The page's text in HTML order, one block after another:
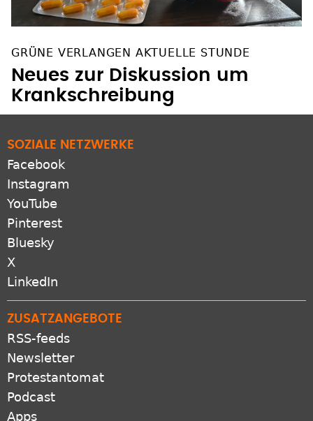
GRÜNE VERLANGEN AKTUELLE STUNDE
Neues zur Diskussion um
Krankschreibung
SOZIALE NETZWERKE
Facebook
Instagram
YouTube
Pinterest
Bluesky
X
LinkedIn
ZUSATZANGEBOTE
RSS-feeds
Newsletter
Protestantomat
Podcast
Apps